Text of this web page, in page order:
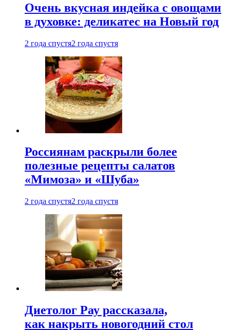
Очень вкусная индейка с овощами
в духовке: деликатес на Новый год
2 года спустя2 года спустя
Россиянам раскрыли более
полезные рецепты салатов
«Мимоза» и «Шуба»
2 года спустя2 года спустя
Диетолог Рау рассказала,
как накрыть новогодний стол